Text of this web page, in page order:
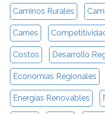
Caminos Rurales
Carnes
Costos Desarrollo
Economías Regionales
Energías Renovables